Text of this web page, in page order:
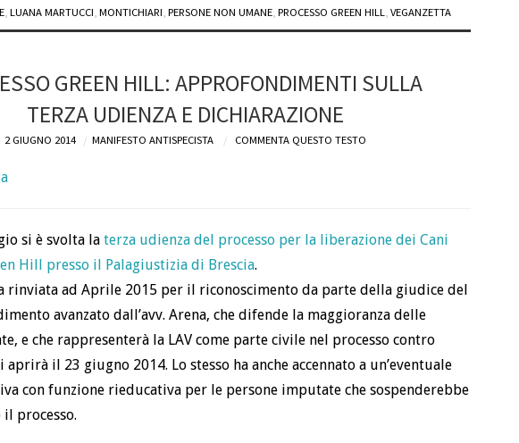
LUANA MARTUCCI MONTICHIARI PERSONE NON UMANE PROCESSO GREEN HILL VEGANZETTA
GREEN HILL: APPROFONDIMENTI SULLA
TERZA UDIENZA E DICHIARAZIONE
2 GIUGNO 2014 MANIFESTO ANTISPECISTA COMMENTA QUESTO TESTO
si è svolta la terza udienza del processo per la liberazione dei Cani
Hill presso il Palagiustizia di Brescia.
rinviata ad Aprile 2015 per il riconoscimento da parte della giudice del
avanzato dall’avv. Arena, che difende la maggioranza delle
e che rappresenterà la LAV come parte civile nel processo contro
aprirà il 23 giugno 2014. Lo stesso ha anche accennato a un’eventuale
con funzione rieducativa per le persone imputate che sospenderebbe
processo.